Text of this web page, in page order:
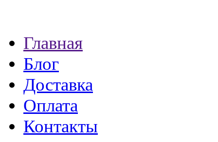
Главная
Блог
Доставка
Оплата
Контакты